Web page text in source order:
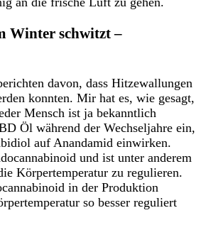
Winter schwitzt –
davon, dass Hitzewallungen
konnten. Mir hat es, wie gesagt,
Mensch ist ja bekanntlich
Öl während der Wechseljahre ein,
auf Anandamid einwirken.
und ist unter anderem
Körpertemperatur zu regulieren.
in der Produktion
so besser reguliert